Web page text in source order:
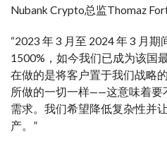
Nubank Crypto总监Thomaz
“2023 年 3 月至 2024 年 3 月
1500%，如今我们已成为该国
在做的是将客户置于我们战略
所做的一切一样——这意味着要
需求。我们希望降低复杂性并
产。”